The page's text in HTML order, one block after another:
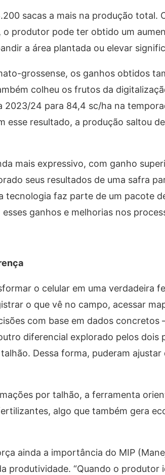
sacas a mais na produção total.
o produtor pode ter obtido um
a área plantada ou elevar
grossense, os ganhos obtidos
colheu os frutos da
2023/24 para 84,4 sc/ha na
esse resultado, a produção saltou
mais expressivo, com ganho
seus resultados de uma safra
tecnologia faz parte de um pacote
ganhos e melhorias nos
o celular em uma verdadeira
o que vê no campo, acessar
com base em dados
diferencial explorado pelos dois
Dessa forma, puderam
por talhão, a ferramenta
algo que também gera
ainda a importância do MIP
produtividade. “Quando o